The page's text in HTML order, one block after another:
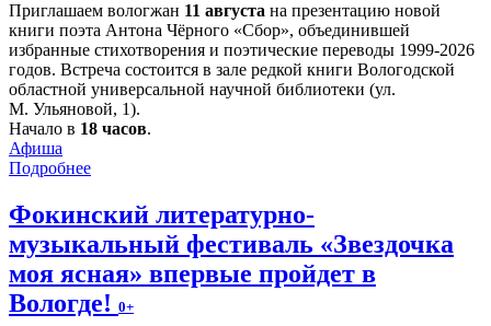
Приглашаем вологжан 11 августа на презентацию новой
книги поэта Антона Чёрного «Сбор», объединившей
избранные стихотворения и поэтические переводы 1999-2026
годов. Встреча состоится в зале редкой книги Вологодской
областной универсальной научной библиотеки (ул.
М. Ульяновой, 1).
Начало в 18 часов.
Афиша
Подробнее
Фокинский литературно-
музыкальный фестиваль «Звездочка
моя ясная» впервые пройдет в
Вологде! 0+